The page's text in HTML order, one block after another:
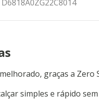
D6818A0ZG22C8014
graças a Zero
simples e rápido